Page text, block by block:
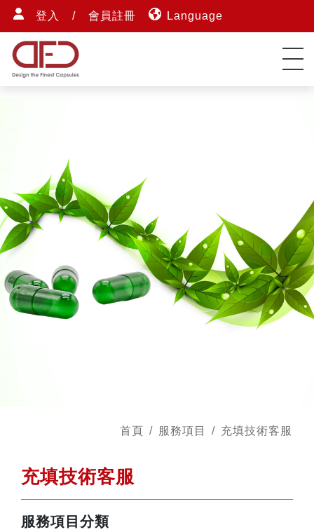
登入 / 會員註冊 Language
首頁 服務項目 充填技術客服
充填技術客服
服務項目分類